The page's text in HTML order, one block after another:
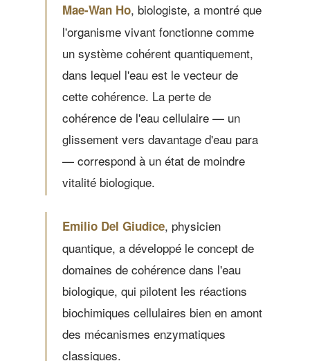
Mae-Wan Ho, biologiste, a montré que
l'organisme vivant fonctionne comme
un système cohérent quantiquement,
dans lequel l'eau est le vecteur de
cette cohérence. La perte de
cohérence de l'eau cellulaire — un
glissement vers davantage d'eau para
— correspond à un état de moindre
vitalité biologique.
Emilio Del Giudice, physicien
quantique, a développé le concept de
domaines de cohérence dans l'eau
biologique, qui pilotent les réactions
biochimiques cellulaires bien en amont
des mécanismes enzymatiques
classiques.